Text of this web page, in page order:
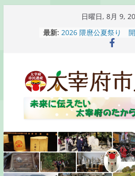
プ
日曜日, 8月 9,
最新: 2026 隈麿公夏祭り
通古賀歴史勉強会が開
梅香苑夏まつり子ども
知らせ
木うそ絵付け体験のお